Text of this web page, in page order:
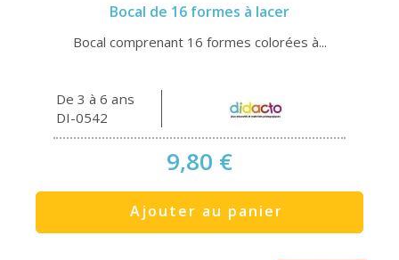
Bocal de 16 formes à lacer
Bocal comprenant 16 formes colorées à...
De 3 à 6 ans
DI-0542
9,80 €
Ajouter au panier